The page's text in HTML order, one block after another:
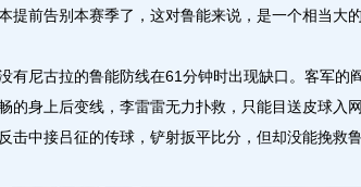
提前告别本赛季了，这对鲁能来说，是一个相当大的
尼古拉的鲁能防线在61分钟时出现缺口。客军的
的身上后变线，李雷雷无力扑救，只能目送皮球入
击中接吕征的传球，铲射扳平比分，但却没能挽救